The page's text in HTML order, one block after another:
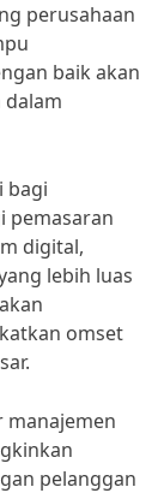
perusahaan
baik akan
bagi
pemasaran
digital,
lebih luas
omset
manajemen
pelanggan